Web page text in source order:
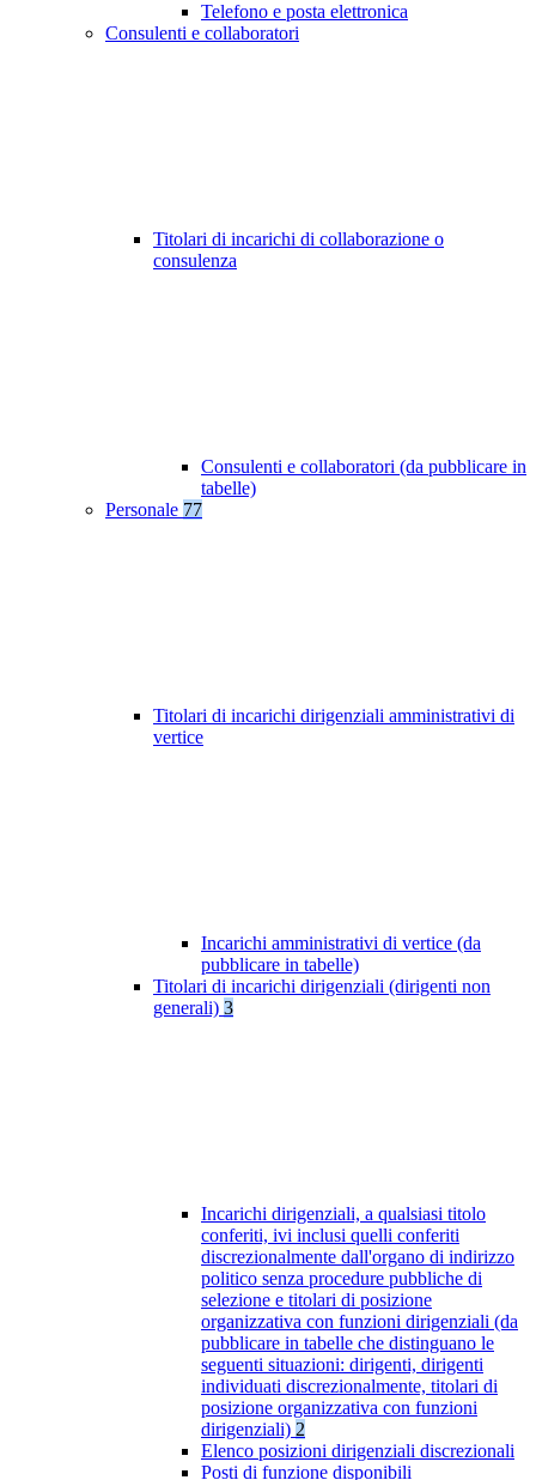
Telefono e posta elettronica
Consulenti e collaboratori
Titolari di incarichi di collaborazione o
consulenza
Consulenti e collaboratori (da pubblicare in
tabelle)
Personale 77
Titolari di incarichi dirigenziali amministrativi di
vertice
Incarichi amministrativi di vertice (da
pubblicare in tabelle)
Titolari di incarichi dirigenziali (dirigenti non
generali) 3
Incarichi dirigenziali, a qualsiasi titolo
conferiti, ivi inclusi quelli conferiti
discrezionalmente dall'organo di indirizzo
politico senza procedure pubbliche di
selezione e titolari di posizione
organizzativa con funzioni dirigenziali (da
pubblicare in tabelle che distinguano le
seguenti situazioni: dirigenti, dirigenti
individuati discrezionalmente, titolari di
posizione organizzativa con funzioni
dirigenziali) 2
Elenco posizioni dirigenziali discrezionali
Posti di funzione disponibili